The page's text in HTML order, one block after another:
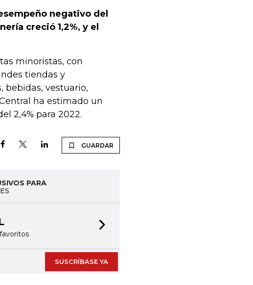
negativo del
creció 1,2%, y el
minoristas, con
tiendas y
bebidas, vestuario,
ha estimado un
2,4% para 2022.
GUARDAR
PARA
SUSCRÍBASE YA